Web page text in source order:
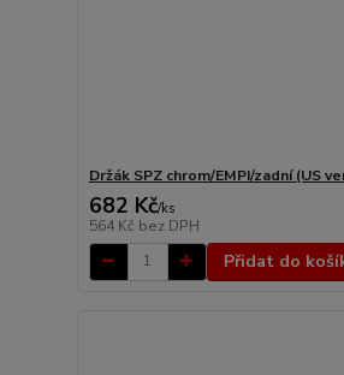
Držák SPZ chrom/EMPI/zadní (US
682 Kč/ks
564 Kč bez DPH
Přidat do